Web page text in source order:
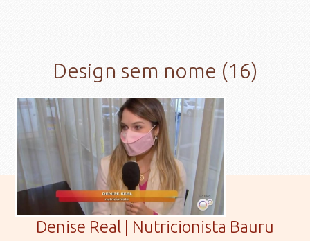
Design sem nome (16)
Denise Real | Nutricionista Bauru